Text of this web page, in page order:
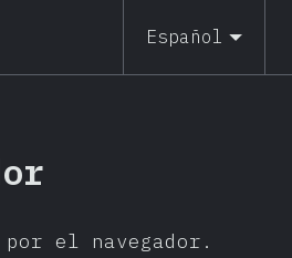
Español
el navegador.